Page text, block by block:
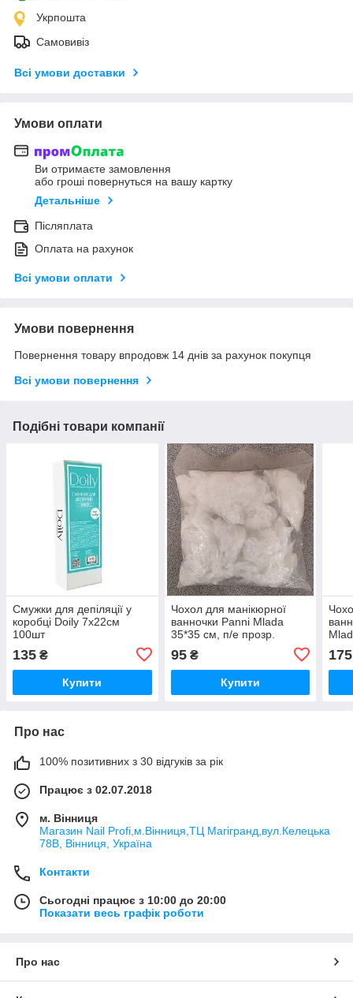
Укрпошта
Самовивіз
Всі умови доставки
Умови оплати
Ви отримаєте замовлення
або гроші повернуться на вашу картку
Детальніше
Післяплата
Оплата на рахунок
Всі умови оплати
Умови повернення
Повернення товару впродовж 14 днів за рахунок покупця
Всі умови повернення
Подібні товари компанії
Смужки для депіляції у
коробці Doily 7х22см
100шт
135 ₴
Купити
Чохол для манікюрної
ванночки Panni Mlada
35*35 см, п/е прозр.
95₴
Купити
175
Про нас
100% позитивних з 30 відгуків за рік
Працює з 02.07.2018
м. Вінниця
Магазин Nail Profi,м.Вінниця,ТЦ Магігранд,вул.Келецька
78В, Вінниця, Україна
Контакти
Сьогодні працює з 10:00 до 20:00
Показати весь графік роботи
Про нас